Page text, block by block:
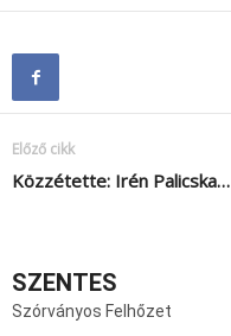
Előző cikk
Közzétette: Irén Palicska…
SZENTES
Szórványos Felhőzet